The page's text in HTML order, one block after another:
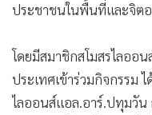
• หุ้น
• กองทุนรวม
• Celeb Online
ประชาชนในพื้นที่และจิตอ
โดยมีสมาชิกสโมสรไลออ
ประเทศเข้าร่วมกิจกรรม
ไลออนส์แอล.อาร์.ปทุมวัน